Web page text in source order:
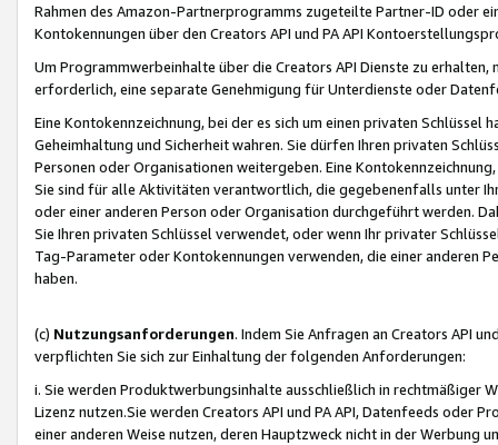
Rahmen des Amazon-Partnerprogramms zugeteilte Partner-ID oder
Kontokennungen über den Creators API und PA API
Um Programmwerbeinhalte über die Creators API Dienste zu
erforderlich, eine separate Genehmigung für Unterdienste oder
Eine Kontokennzeichnung, bei der es sich um einen privaten
Geheimhaltung und Sicherheit wahren. Sie dürfen Ihren privaten
Personen oder Organisationen weitergeben. Eine
Sie sind für alle Aktivitäten verantwortlich, die gegebenenfalls unter
oder einer anderen Person oder Organisation durchgeführt werden.
Sie Ihren privaten Schlüssel verwendet, oder wenn Ihr privater
Tag-Parameter oder Kontokennungen verwenden, die einer anderen
haben.
(c) Nutzungsanforderungen. Indem Sie Anfragen an Creators API
verpflichten Sie sich zur Einhaltung der folgenden Anforderungen:
i. Sie werden Produktwerbungsinhalte ausschließlich in rechtmäßiger
Lizenz nutzen.Sie werden Creators API und PA API, Datenfeeds oder
einer anderen Weise nutzen, deren Hauptzweck nicht in der Werbung